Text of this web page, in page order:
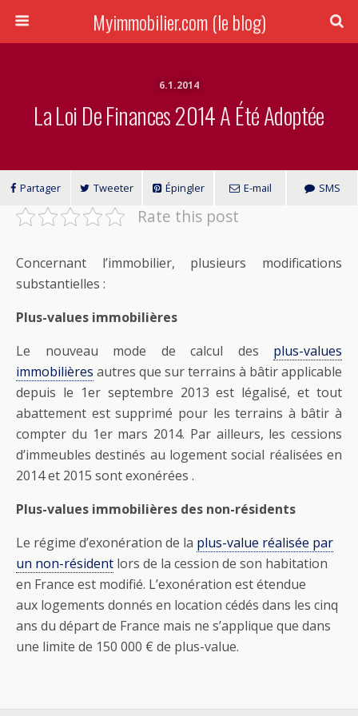
Myimmobilier.com (le blog)
6.1.2014
La Loi De Finances 2014 A Été Adoptée
Partager Tweeter Épingler E-mail SMS
Rate this post
Concernant l’immobilier, plusieurs modifications
substantielles :
Plus-values immobilières
Le nouveau mode de calcul des plus-values
immobilières autres que sur terrains à bâtir applicable
depuis le 1er septembre 2013 est légalisé, et tout
abattement est supprimé pour les terrains à bâtir à
compter du 1er mars 2014. Par ailleurs, les cessions
d’immeubles destinés au logement social réalisées en
2014 et 2015 sont exonérées .
Plus-values immobilières des non-résidents
Le régime d’exonération de la plus-value réalisée par
un non-résident lors de la cession de son habitation
en France est modifié. L’exonération est étendue
aux logements donnés en location cédés dans les cinq
ans du départ de France mais ne s’applique que dans
une limite de 150 000 € de plus-value.